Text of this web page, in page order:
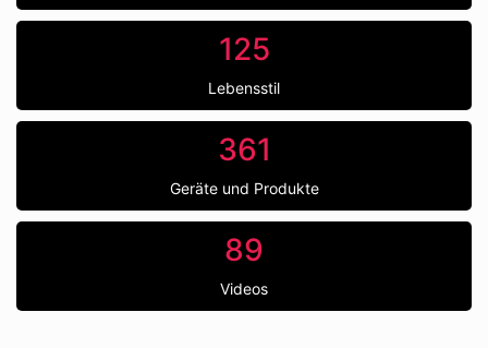
125
Lebensstil
361
Geräte und Produkte
89
Videos